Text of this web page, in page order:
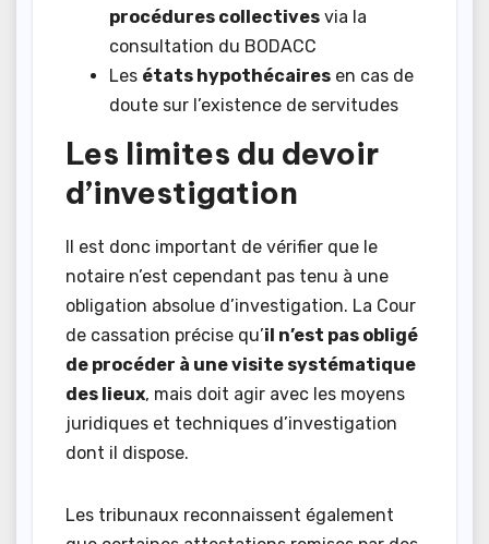
procédures collectives via la
consultation du BODACC
Les états hypothécaires en cas de
doute sur l’existence de servitudes
Les limites du devoir
d’investigation
Il est donc important de vérifier que le
notaire n’est cependant pas tenu à une
obligation absolue d’investigation. La Cour
de cassation précise qu’il n’est pas obligé
de procéder à une visite systématique
des lieux, mais doit agir avec les moyens
juridiques et techniques d’investigation
dont il dispose.
Les tribunaux reconnaissent également